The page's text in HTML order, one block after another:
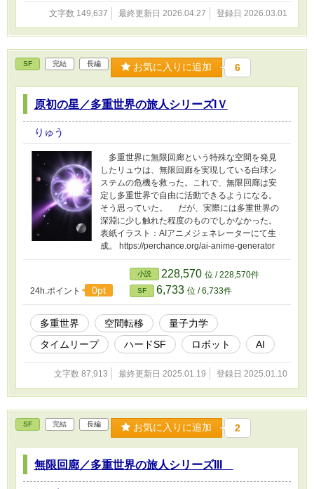
文字数 149,637 最終更新日 2026.04.27 登録日 2026.03.01
SF 完結 長編 お気に入りに追加 6
原初の星／多重世界の旅人シリーズIＶ
りゅう
多重世界に無限回廊という特殊な空間を発見
したリュウは、無限回廊を実現している白球シ
ステムの危機を救った。これで、無限回廊は安
定し多重世界で自由に活動できるようになる。
そう思っていた。 だが、実際には多重世界の
深淵に少し触れた程度のものでしかなかった。
表紙イラスト：AIアニメジェネレーターにて生
成。 https://perchance.org/ai-anime-generator
24h.ポイント 0pt
小説 228,570 位 / 228,570件
SF 6,733 位 / 6,733件
多重世界 空間転移
量子力学
タイムリープ
ハードSF ロボット AI
文字数 87,913 最終更新日 2025.01.19 登録日 2025.01.10
SF 完結 長編 お気に入りに追加 2
無限回廊／多重世界の旅人シリーズIII